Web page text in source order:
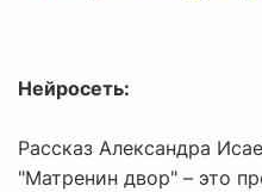
Нейросеть:
Рассказ Александра
"Матренин двор" – это